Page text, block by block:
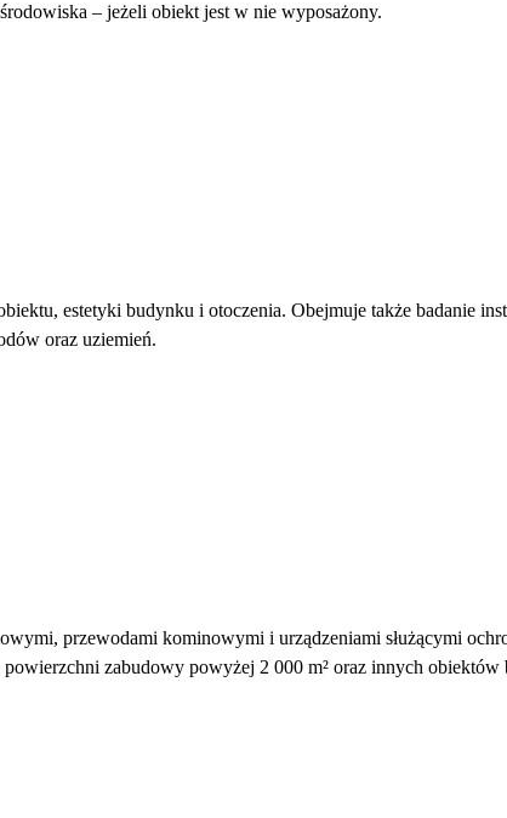
– jeżeli obiekt jest w nie wyposażony.
estetyki budynku i otoczenia. Obejmuje także badanie
oraz uziemień.
przewodami kominowymi i urządzeniami służącymi
zabudowy powyżej 2 000 m² oraz innych